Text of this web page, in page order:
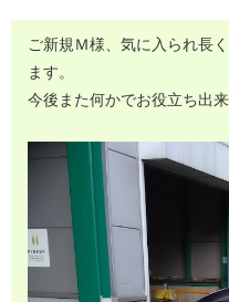
ご新規Ｍ様、気に入られ長
ます。
今後また何かでお役立ち出